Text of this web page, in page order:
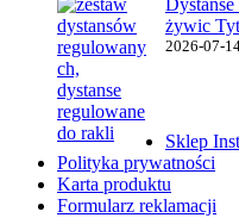
żywic
2026-07-
Sklep
Polityka prywatności
Karta produktu
Formularz reklamacji